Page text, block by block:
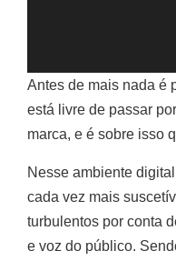
Antes de mais nada é
está livre de passar
marca, e é sobre isso
Nesse ambiente
cada vez mais
turbulentos por conta
e voz do público.